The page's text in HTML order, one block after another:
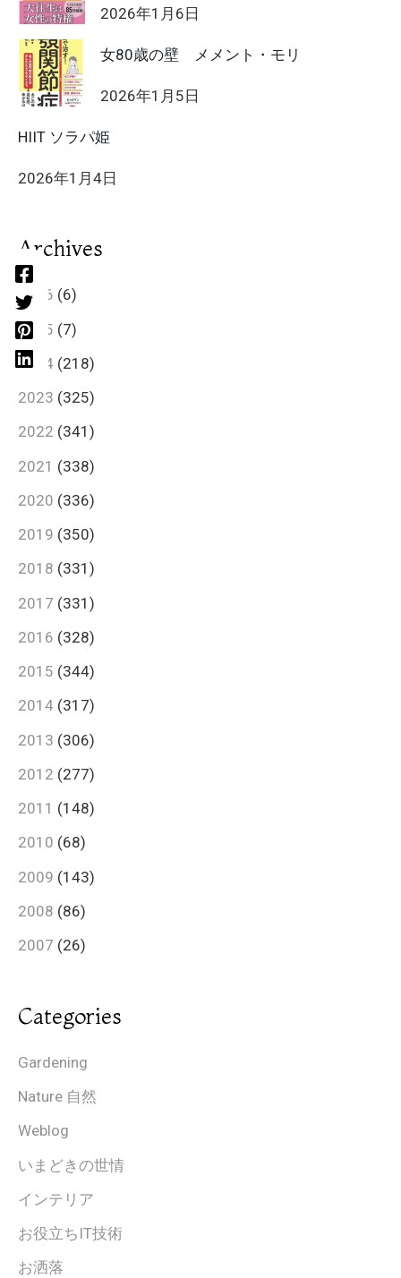
2026年1月6日
女80歳の壁 メメント・モリ
2026年1月5日
HIIT ソラパ姫
2026年1月4日
Archives
2026 (6)
2025 (7)
2024 (218)
2023 (325)
2022 (341)
2021 (338)
2020 (336)
2019 (350)
2018 (331)
2017 (331)
2016 (328)
2015 (344)
2014 (317)
2013 (306)
2012 (277)
2011 (148)
2010 (68)
2009 (143)
2008 (86)
2007 (26)
Categories
Gardening
Nature 自然
Weblog
いまどきの世情
インテリア
お役立ちIT技術
お洒落